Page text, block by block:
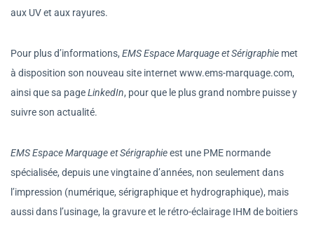
aux UV et aux rayures.
Pour plus d’informations, EMS Espace Marquage et Sérigraphie met
à disposition son nouveau site internet www.ems-marquage.com,
ainsi que sa pageLinkedIn, pour que le plus grand nombre puisse y
suivre son actualité.
EMS Espace Marquage et Sérigraphieest une PME normande
spécialisée, depuis une vingtaine d’années, non seulement dans
l’impression (numérique, sérigraphique et hydrographique), mais
aussi dans l’usinage, la gravure et le rétro-éclairage IHM de boitiers